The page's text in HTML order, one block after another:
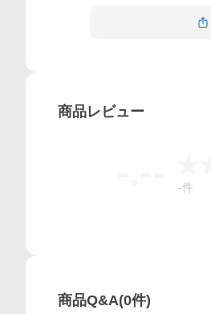
商品レビュー
-件
商品Q&A(0件)